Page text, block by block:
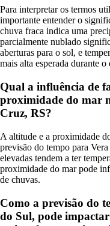
Para interpretar os termos
importante entender o
chuva fraca indica uma
parcialmente nublado
aberturas para o sol, e
mais alta esperada durante o
Qual a influência de
proximidade do mar
Cruz, RS?
A altitude e a proximidade
previsão do tempo para
elevadas tendem a ter
proximidade do mar pode
de chuvas.
Como a previsão do
do Sul, pode